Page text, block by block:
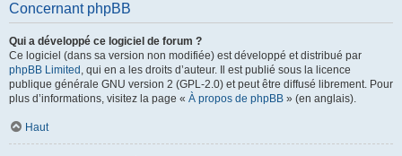
Concernant phpBB
Qui a développé ce logiciel de forum ?
Ce logiciel (dans sa version non modifiée) est développé et distribué par
phpBB Limited , qui en a les droits d’auteur. Il est publié sous la licence
publique générale GNU version 2 (GPL-2.0) et peut être diffusé librement. Pour
plus d’informations, visitez la page « À propos de phpBB » (en anglais).
Haut